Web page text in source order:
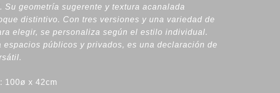
Su geometría sugerente y textura acanalada
distintivo. Con tres versiones y una variedad de
elegir, se personaliza según el estilo individual.
espacios públicos y privados, es una declaración de
100ø x 42cm